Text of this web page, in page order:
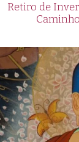
Retiro de